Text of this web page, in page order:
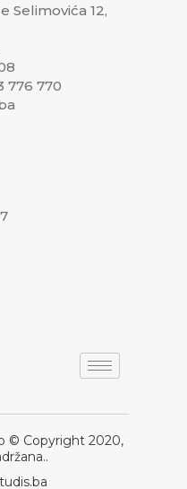
Selimovića 12,
776 770
© Copyright 2020,